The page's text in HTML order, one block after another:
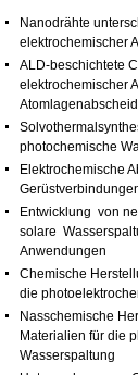
Nanodrähte
elektrochemischer
ALD‐beschichtete
elektrochemischer
photochemische
Elektrochemische
Entwicklung von
solare
Anwendungen
Chemische
die
Nasschemische
Materialien für die
Wasserspaltung